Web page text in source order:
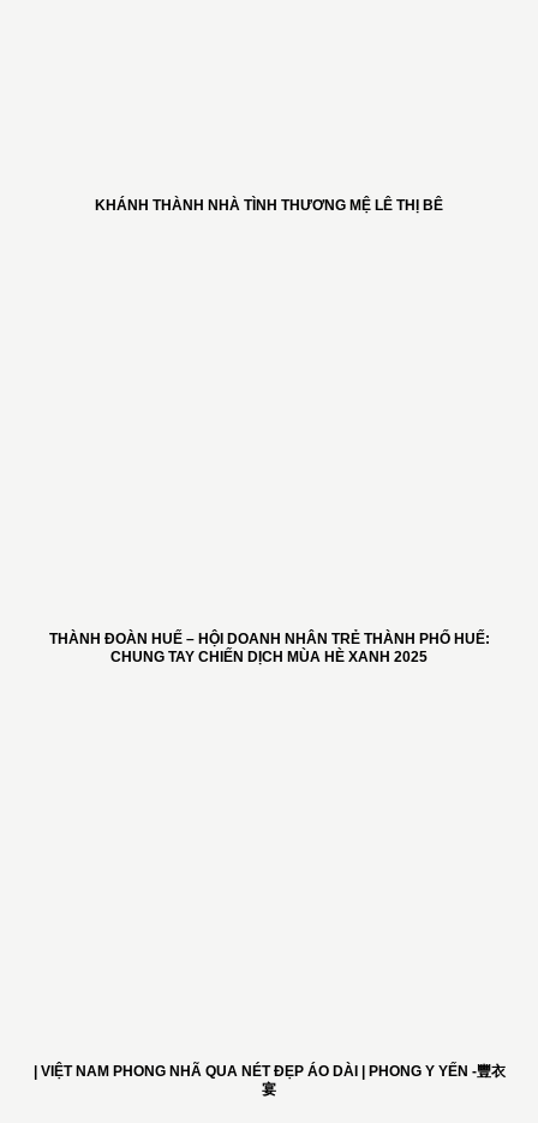
KHÁNH THÀNH NHÀ TÌNH THƯƠNG MỆ LÊ THỊ BÊ
THÀNH ĐOÀN HUẾ – HỘI DOANH NHÂN TRẺ THÀNH PHỐ HUẾ:
CHUNG TAY CHIẾN DỊCH MÙA HÈ XANH 2025
| VIỆT NAM PHONG NHÃ QUA NÉT ĐẸP ÁO DÀI | PHONG Y YẾN -豐衣
宴